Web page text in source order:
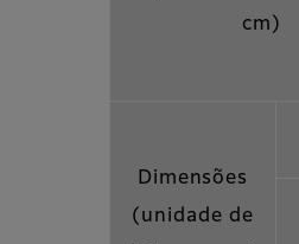
cm)
Dimensões
(unidade de